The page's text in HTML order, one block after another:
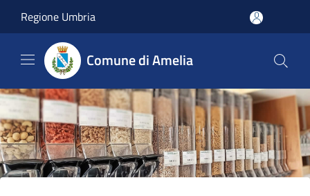
Regione Umbria
Comune di Amelia